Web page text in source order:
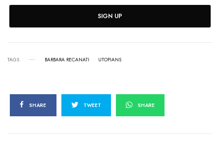
SIGN UP
TAGS BARBARA RECANATI UTOPIANS
SHARE TWEET SHARE